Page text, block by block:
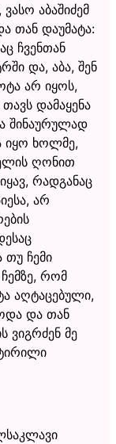
აბაშიძემ
თან დაუმატა:
ჩვენთან
და, აბა, შენ
არ იყოს,
დამაყენა
შინაურულად
იყო ხოლმე,
ღონით
რადგანაც
არ
თუ ჩემი
რომ
აღტაცებული,
და თან
ვიგრძენ მე